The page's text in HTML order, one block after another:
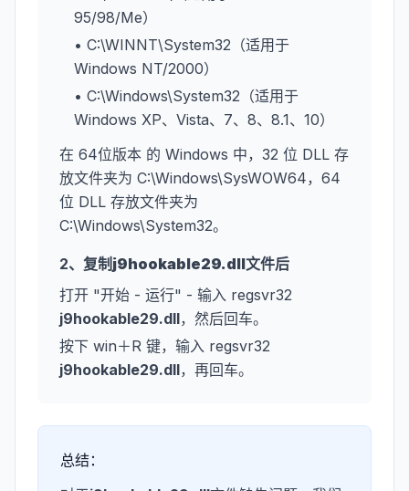
95/98/Me）
• C:\WINNT\System32（适用于
Windows NT/2000）
• C:\Windows\System32（适用于
Windows XP、Vista、7、8、8.1、10）
在 64位版本 的 Windows 中，32 位 DLL 存
放文件夹为 C:\Windows\SysWOW64，64
位 DLL 存放文件夹为
C:\Windows\System32。
2、复制 j9hookable29.dll文件后
打开 "开始 - 运行" - 输入 regsvr32
j9hookable29.dll，然后回车。
按下 win＋R 键，输入 regsvr32
j9hookable29.dll，再回车。
总结：